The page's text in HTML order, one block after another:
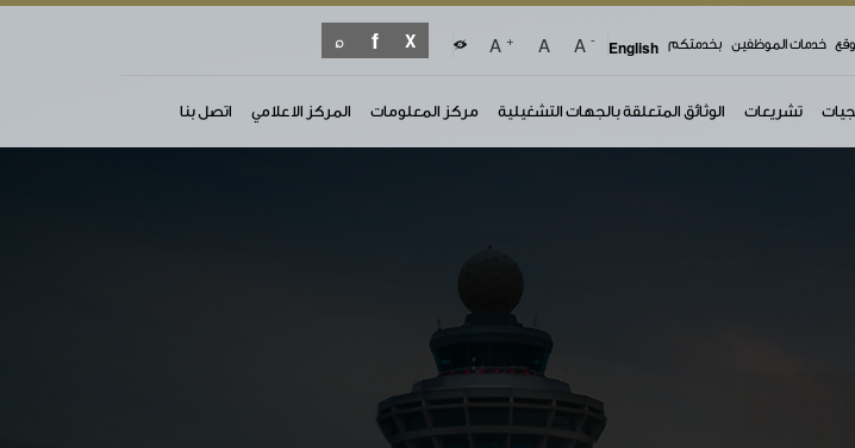
خدمات الموظفين بخدمتكم English
-
A
A
+
A
تشريعات الوثائق المتعلقة بالجهات التشغيلية مركز المعلومات المركز الاعلامي اتصل بنا